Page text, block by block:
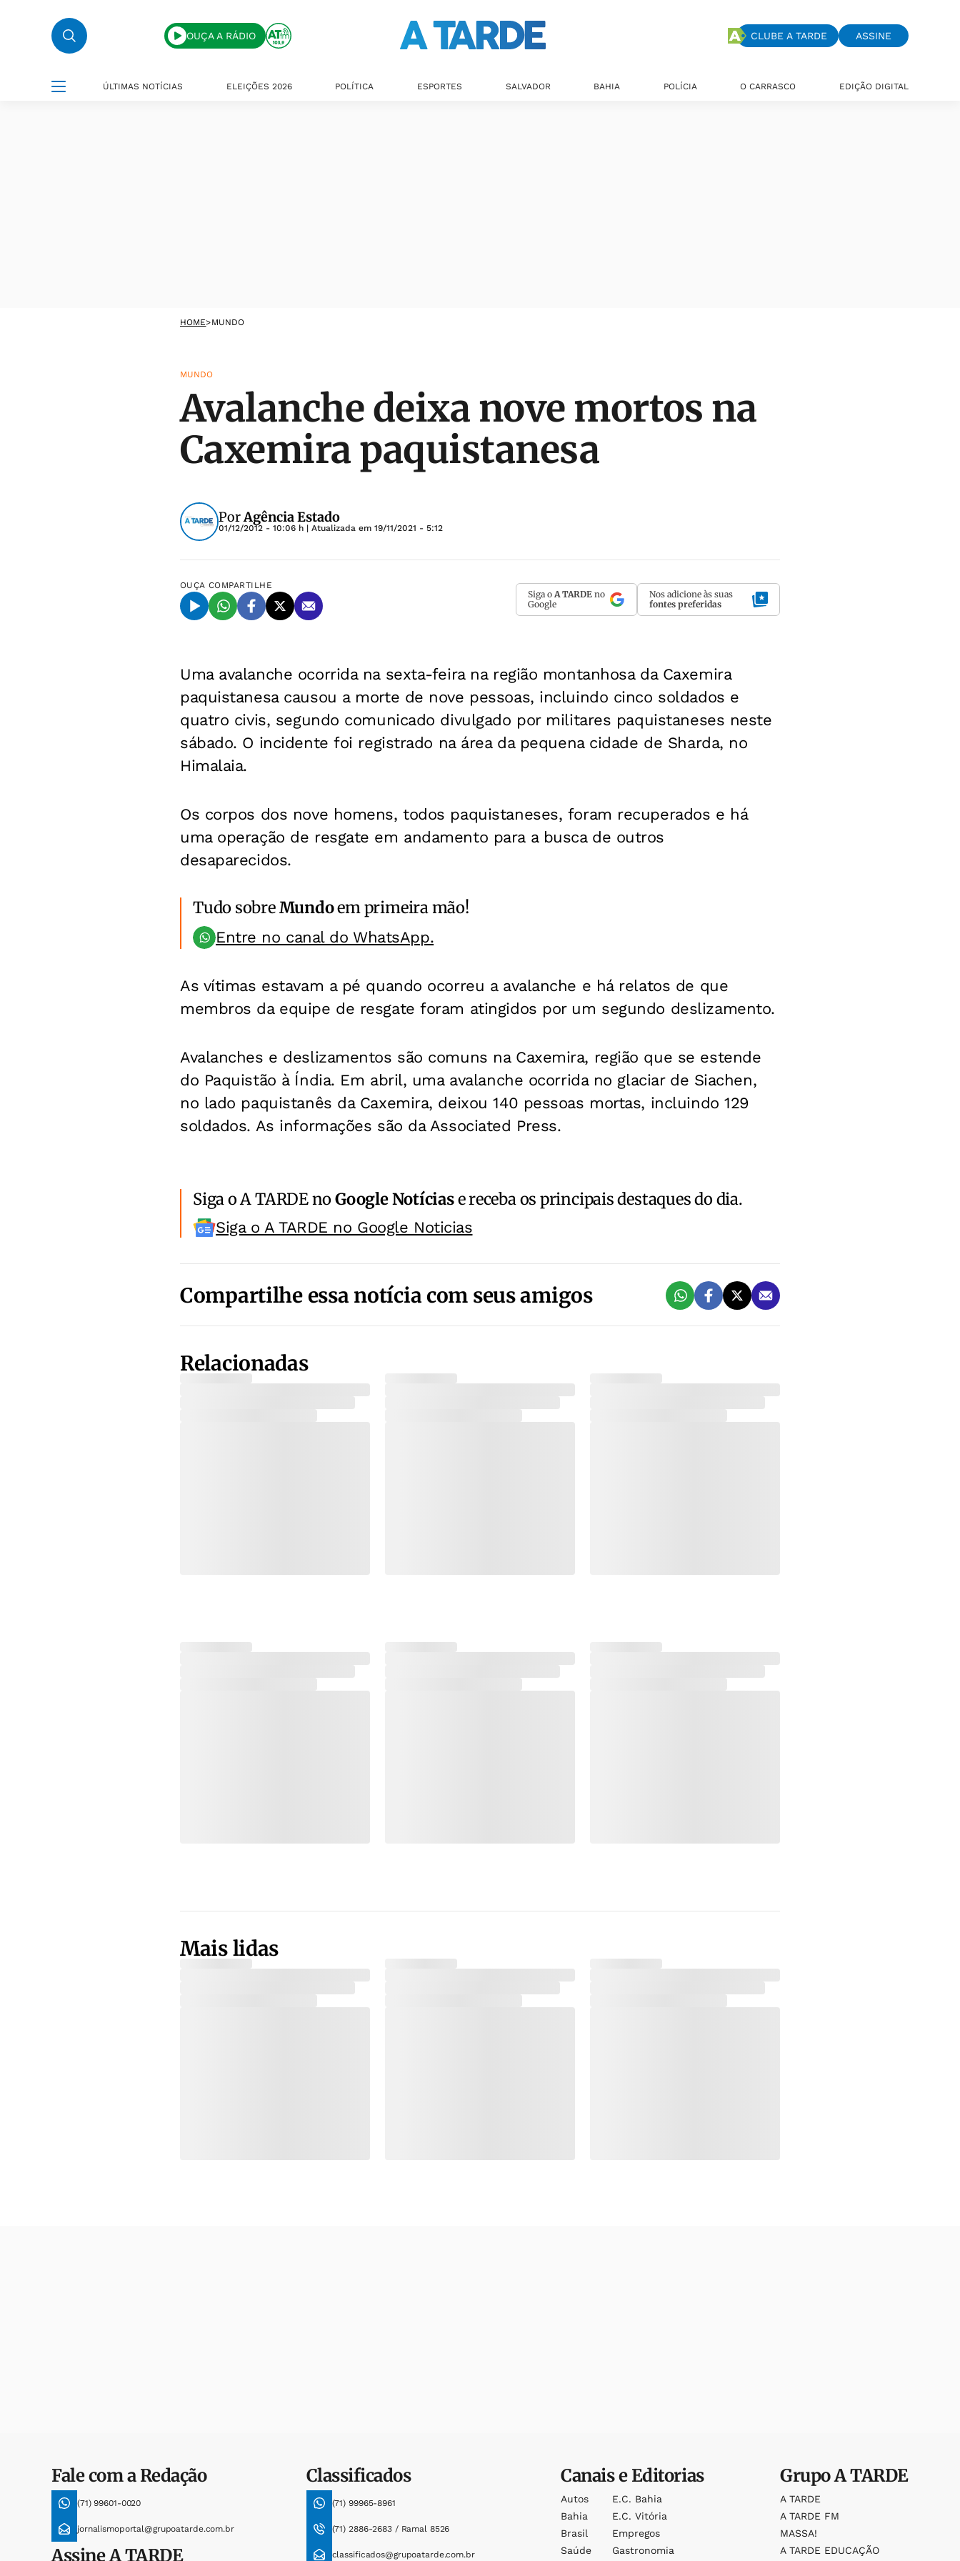
OUÇA A RÁDIO CLUBE A TARDE ASSINE
ÚLTIMAS NOTÍCIAS ELEIÇÕES 2026 POLÍTICA ESPORTES SALVADOR BAHIA POLÍCIA O CARRASCO EDIÇÃO DIGITAL
HOME>MUNDO
MUNDO
Avalanche deixa nove mortos na
Caxemira paquistanesa
PorAgência Estado
01/12/2012 - 10:06 h | Atualizada em 19/11/2021 - 5:12
OUÇA COMPARTILHE
Siga o A TARDE no
Google
Nos adicione às suas
fontes preferidas
Uma avalanche ocorrida na sexta-feira na região montanhosa da Caxemira
paquistanesa causou a morte de nove pessoas, incluindo cinco soldados e
quatro civis, segundo comunicado divulgado por militares paquistaneses neste
sábado. O incidente foi registrado na área da pequena cidade de Sharda, no
Himalaia.
Os corpos dos nove homens, todos paquistaneses, foram recuperados e há
uma operação de resgate em andamento para a busca de outros
desaparecidos.
Tudo sobreMundoem primeira mão!
Entre no canal do WhatsApp.
As vítimas estavam a pé quando ocorreu a avalanche e há relatos de que
membros da equipe de resgate foram atingidos por um segundo deslizamento.
Avalanches e deslizamentos são comuns na Caxemira, região que se estende
do Paquistão à Índia. Em abril, uma avalanche ocorrida no glaciar de Siachen,
no lado paquistanês da Caxemira, deixou 140 pessoas mortas, incluindo 129
soldados. As informações são da Associated Press.
Siga o A TARDE noGoogle Notíciase receba os principais destaques do dia.
Siga o A TARDE no Google Noticias
Compartilhe essa notícia com seus amigos
Relacionadas
Mais lidas
Fale com a Redação
(71) 99601-0020
jornalismoportal@grupoatarde.com.br
AssineA TARDE
Classificados
(71) 99965-8961
(71) 2886-2683 / Ramal 8526
classificados@grupoatarde.com.br
Canais e Editorias
Autos
Bahia
Brasil
Saúde
E.c. Bahia
E.c. Vitória
Empregos
Gastronomia
GrupoA TARDE
A TARDE
A TARDE FM
MASSA!
A TARDE EDUCAÇÃO